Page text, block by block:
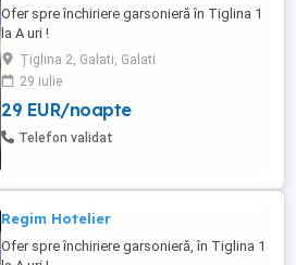
Ofer spre închiriere garsonieră în Tiglina 1
la A uri !
Țiglina 2, Galati, Galati
29 iulie
29 EUR/noapte
Telefon validat
Regim Hotelier
Ofer spre închiriere garsonieră, în Tiglina 1